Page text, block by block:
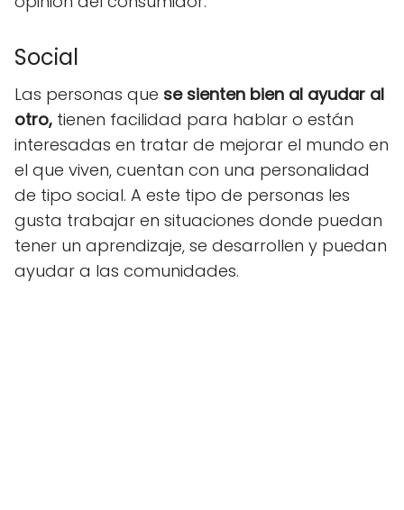
Social
Las personas que se sienten bien al ayudar al
otro, tienen facilidad para hablar o están
interesadas en tratar de mejorar el mundo en
el que viven, cuentan con una personalidad
de tipo social. A este tipo de personas les
gusta trabajar en situaciones donde puedan
tener un aprendizaje, se desarrollen y puedan
ayudar a las comunidades.